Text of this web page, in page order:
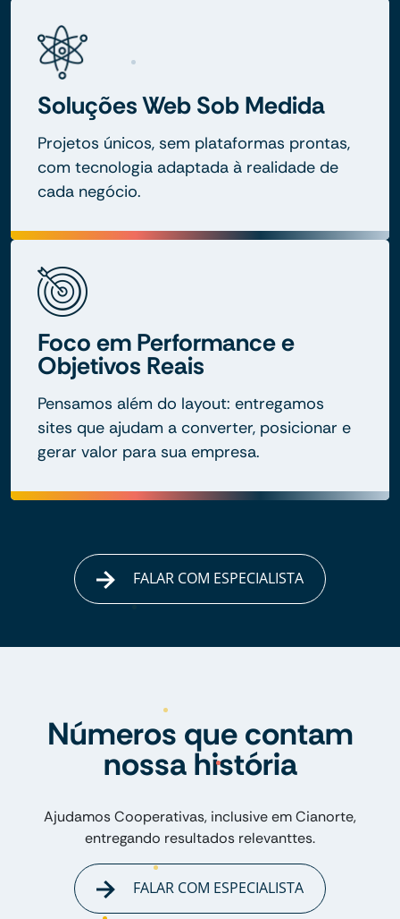
Soluções Web Sob Medida
Projetos únicos, sem plataformas prontas,
com tecnologia adaptada à realidade de
cada negócio.
Foco em Performance e
Objetivos Reais
Pensamos além do layout: entregamos
sites que ajudam a converter, posicionar e
gerar valor para sua empresa.
FALAR COM ESPECIALISTA
Números que contam
nossa história
Ajudamos Cooperativas, inclusive em Cianorte,
entregando resultados relevanttes.
FALAR COM ESPECIALISTA